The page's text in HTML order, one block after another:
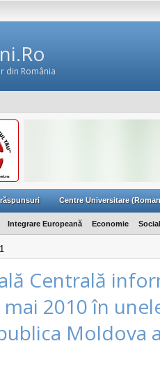
din România
Centre Universitare
Integrare Europeană Economie Social
Centrală
2010 în
Moldova